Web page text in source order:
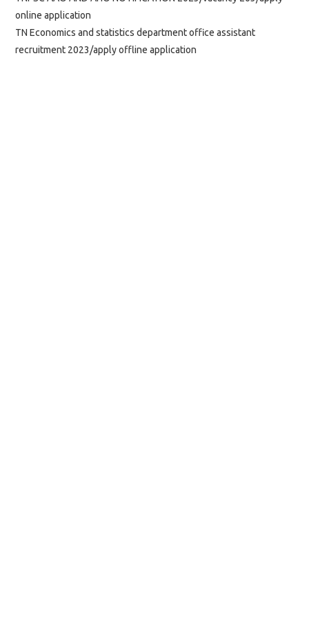
online application
TN Economics and statistics department office assistant
recruitment 2023/apply offline application